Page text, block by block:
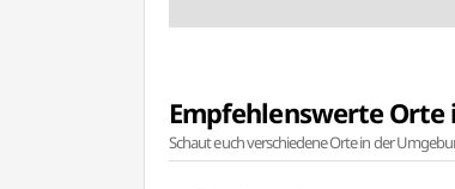
Empfehlenswerte
Schaut euch verschiedene Orte in der